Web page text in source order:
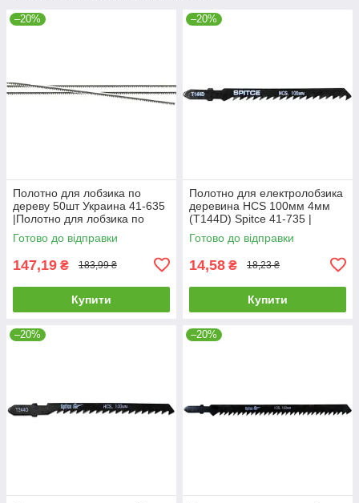
–20%
Полотно для лобзика по
дереву 50шт Украина 41-635
|Полотно для лобзика по
дереву 50шт Украина
Готово до відправки
147,19 ₴ 183,99 ₴
Купити
–20%
Полотно для електролобзика
деревина HCS 100мм 4мм
(T144D) Spitce 41-735 |
Полотно для электролобзика
древесина HCS 100мм 4мм
Готово до відправки
14,58 ₴ 18,23 ₴
Купити
–20% –20%